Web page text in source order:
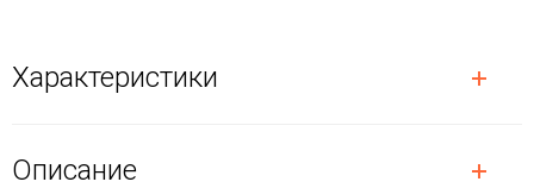
Характеристики
Описание